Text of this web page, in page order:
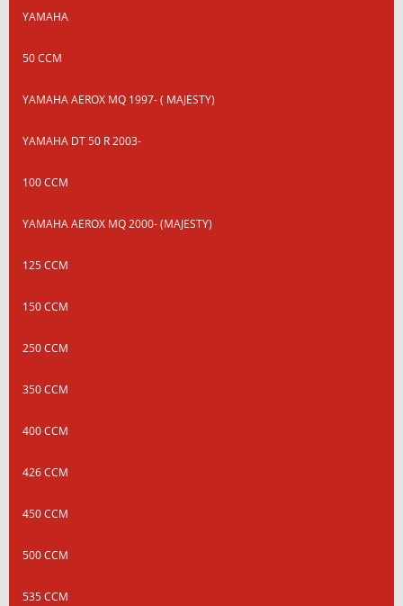
YAMAHA
50 CCM
YAMAHA AEROX MQ 1997- ( MAJESTY)
YAMAHA DT 50 R 2003-
100 CCM
YAMAHA AEROX MQ 2000- (MAJESTY)
125 CCM
150 CCM
250 CCM
350 CCM
400 CCM
426 CCM
450 CCM
500 CCM
535 CCM